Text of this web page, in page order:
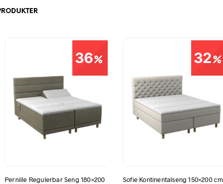
36
Pernille Regulerbar Seng 180×200
32
Sofie Kontinentalseng 150×200 cm